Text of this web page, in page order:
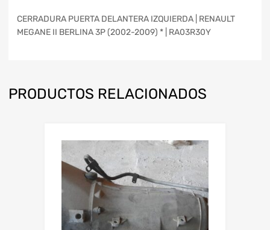
CERRADURA PUERTA DELANTERA IZQUIERDA | RENAULT
MEGANE II BERLINA 3P (2002-2009) * | RA03R30Y
PRODUCTOS RELACIONADOS